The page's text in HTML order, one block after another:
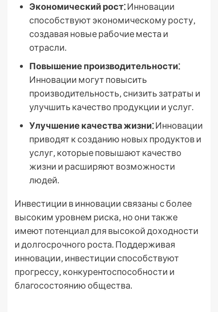
Экономический рост⁚Инновации
способствуют экономическому росту‚
создавая новые рабочие места и
отрасли.
Повышение производительности⁚
Инновации могут повысить
производительность‚ снизить затраты и
улучшить качество продукции и услуг.
Улучшение качества жизни⁚Инновации
приводят к созданию новых продуктов и
услуг‚ которые повышают качество
жизни и расширяют возможности
людей.
Инвестиции в инновации связаны с более
высоким уровнем риска‚ но они также
имеют потенциал для высокой доходности
и долгосрочного роста. Поддерживая
инновации‚ инвестиции способствуют
прогрессу‚ конкурентоспособности и
благосостоянию общества.